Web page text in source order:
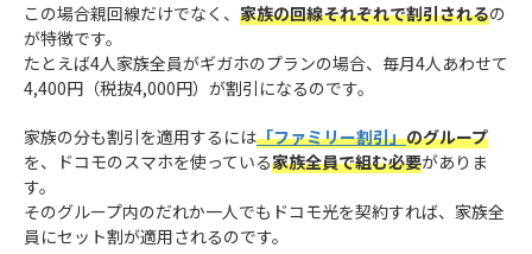
この場合親回線だけでなく、 家族の回線それぞれで割引されるの
が特徴です。
たとえば4人家族全員がギガホのプランの場合、毎月4人あわせて
4,400円（税抜4,000円）が割引になるのです。
家族の分も割引を適用するには「ファミリー割引」のグループ
を、ドコモのスマホを使っている家族全員で組む必要がありま
す。
そのグループ内のだれか一人でもドコモ光を契約すれば、家族全
員にセット割が適用されるのです。